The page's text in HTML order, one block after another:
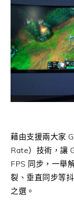
藉由支援兩大家
Rate）技術，讓
FPS 同步，一舉
裂、垂直同步等
之選。